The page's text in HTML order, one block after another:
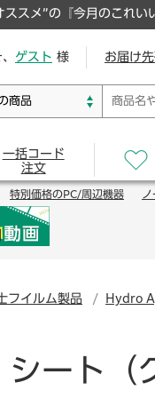
ススメ”の『今月のこれい
ゲスト 様 お届け
一括コード
注文
特別価格のPC/周辺機器 ノ
フイルム製品 Hydro
シート（